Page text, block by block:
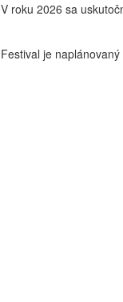
V roku 2026 sa
Festival je